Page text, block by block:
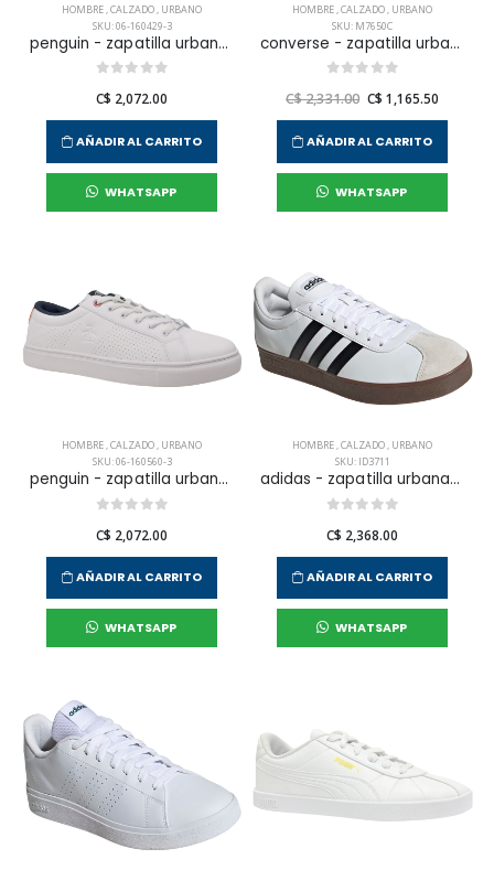
HOMBRE,CALZADO, URBANO
SKU: 06-160429-3
penguin - zapatilla urbana terrest para hombre
C$ 2,072.00
AÑADIR AL CARRITO
WHATSAPP
HOMBRE,CALZADO, URBANO
SKU: M7650C
converse - zapatilla urbana chuck taylor all star core hi para hombre
C$ 2,331.00 C$ 1,165.50
AÑADIR AL CARRITO
WHATSAPP
HOMBRE,CALZADO, URBANO
SKU: 06-160560-3
penguin - zapatilla urbana terrest para hombre
C$ 2,072.00
AÑADIR AL CARRITO
WHATSAPP
HOMBRE,CALZADO, URBANO
SKU: ID3711
adidas - zapatilla urbana vl court base para hombre
C$ 2,368.00
AÑADIR AL CARRITO
WHATSAPP